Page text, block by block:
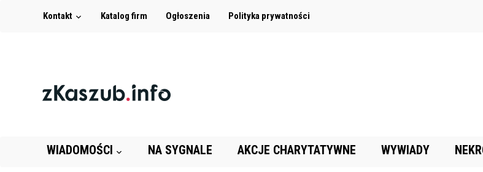
Kontakt Katalog firm Ogłoszenia Polityka prywatności
WIADOMOŚCI NA SYGNALE AKCJE CHARYTATYWNE WYWIADY